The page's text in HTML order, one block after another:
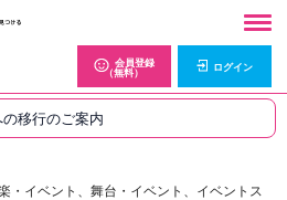
会員登録
（無料）
ログイン
の移行のご案内
・イベント、舞台・イベント、イベントス